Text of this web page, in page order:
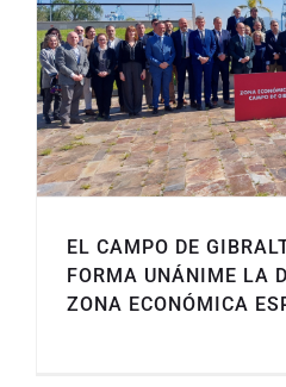
EL CAMPO DE
FORMA UNÁNIME LA
ZONA ECONÓMICA